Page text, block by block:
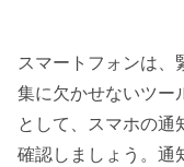
スマートフォンは、
集に欠かせないツー
として、スマホの通
確認しましょう。通